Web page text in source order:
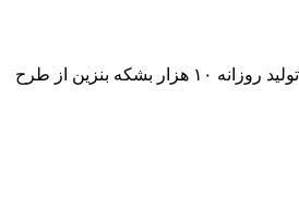
نماینده مردم شهرستان‌های کهگیلویه، بهمئی، چرام و لنده در مجلس شورای اسلامی گفت: احداث مینی پالایشگاه در شهرستان کهگیلویه در نزدیکی دهدشت با ظرفیت تولید روزانه ۱۰ هزار بشکه بنزین از طرح